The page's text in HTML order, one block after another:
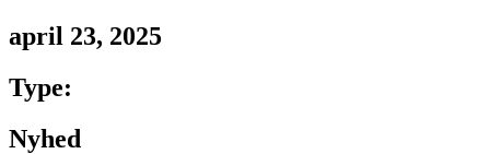
april 23, 2025
Type:
Nyhed